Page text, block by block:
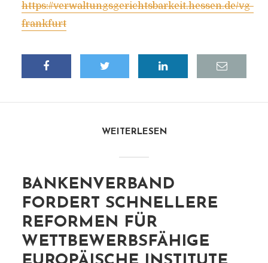
https://verwaltungsgerichtsbarkeit.hessen.de/vg-
frankfurt
WEITERLESEN
BANKENVERBAND
FORDERT SCHNELLERE
REFORMEN FÜR
WETTBEWERBSFÄHIGE